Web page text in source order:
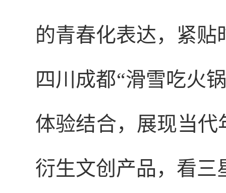
的青春化表达，紧
四川成都“滑雪吃火
体验结合，展现当
衍生文创产品，看三